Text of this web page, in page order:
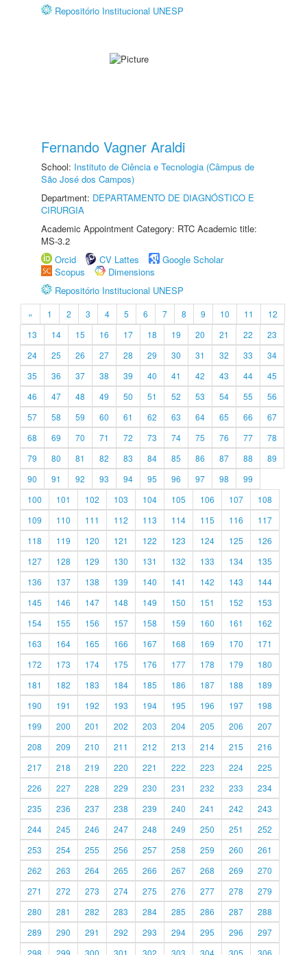
Repositório Institucional UNESP
Fernando Vagner Araldi
School: Instituto de Ciência e Tecnologia (Câmpus de
São José dos Campos)
Department: DEPARTAMENTO DE DIAGNÓSTICO E
CIRURGIA
Academic Appointment Category: RTC Academic title:
MS-3.2
Orcid
CV Lattes
Google Scholar
Scopus
Dimensions
Repositório Institucional UNESP
« 1 2 3 4 5 6 7 8 9 10 11
12
13
14 15 16 17 18 19 20 21 22
23
24
25 26 27 28 29 30 31 32 33
34
35
36 37 38 39 40 41 42 43 44
45
46
47 48 49 50 51 52 53 54 55
56
57
58 59 60 61 62 63 64 65 66
67
68
69 70 71 72 73 74 75 76 77
78
79
80 81 82 83 84 85 86 87 88
89
90
91 92 93 94 95 96 97 98
99
100
101 102 103 104 105 106 107
108
109
110 111 112 113 114 115 116
117
118
119 120 121 122 123 124 125
126
127
128 129 130 131 132 133 134
135
136
137 138 139 140 141 142 143
144
145
146 147 148 149 150 151 152
153
154
155 156 157 158 159 160 161
162
163
164 165 166 167 168 169 170
171
172
173 174 175 176 177 178 179
180
181
182 183 184 185 186 187 188
189
190
191 192 193 194 195 196 197
198
199
200 201 202 203 204 205 206
207
208
209 210 211 212 213 214 215
216
217
218 219 220 221 222 223 224
225
226
227 228 229 230 231 232 233
234
235
236 237 238 239 240 241 242
243
244
245 246 247 248 249 250 251
252
253
254 255 256 257 258 259 260
261
262
263 264 265 266 267 268 269
270
271
272 273 274 275 276 277 278
279
280
281 282 283 284 285 286 287
288
289
290 291 292 293 294 295 296
297
298
299 300 301 302 303 304 305 306